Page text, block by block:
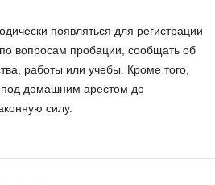
появляться для регистрации
вопросам пробации, сообщать об
работы или учебы. Кроме того,
под домашним арестом до
силу.